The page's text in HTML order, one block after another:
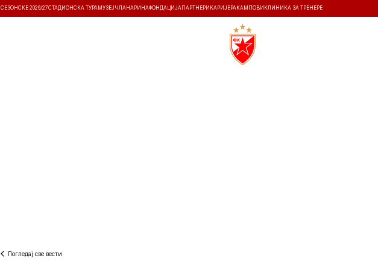
СЕЗОНСКЕ 2026/27СТАДИОНСКА ТУРА МУЗЕЈ ЧЛАНАРИНАФОНДАЦИЈА ПАРТНЕРИ КАРИЈЕРА КАМПОВИ КЛИНИКА ЗА ТРЕНЕРЕ
Погледај све вести